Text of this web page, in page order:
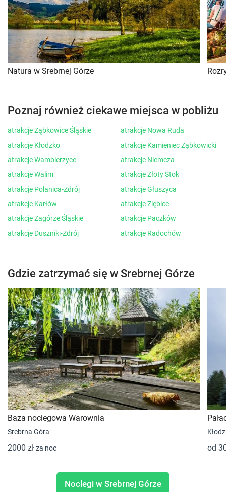
Natura w Srebrnej Górze
Poznaj również ciekawe miejsca w pobliżu
atrakcje Ząbkowice Śląskie
atrakcje Nowa Ruda
atrakcje Kłodzko
atrakcje Kamieniec Ząbkowicki
atrakcje Wambierzyce
atrakcje Niemcza
atrakcje Walim
atrakcje Złoty Stok
atrakcje Polanica-Zdrój
atrakcje Głuszyca
atrakcje Karłów
atrakcje Ziębice
atrakcje Zagórze Śląskie
atrakcje Paczków
atrakcje Duszniki-Zdrój
atrakcje Radochów
Gdzie zatrzymać się w Srebrnej Górze
Baza noclegowa Warownia
Srebrna Góra
2000 zł za noc od
Noclegi w Srebrnej Górze